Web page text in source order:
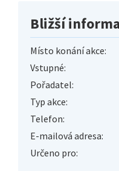
Bližší
Místo konání akce:
Vstupné:
Pořadatel:
Typ akce:
Telefon:
E-mailová adresa:
Určeno pro: